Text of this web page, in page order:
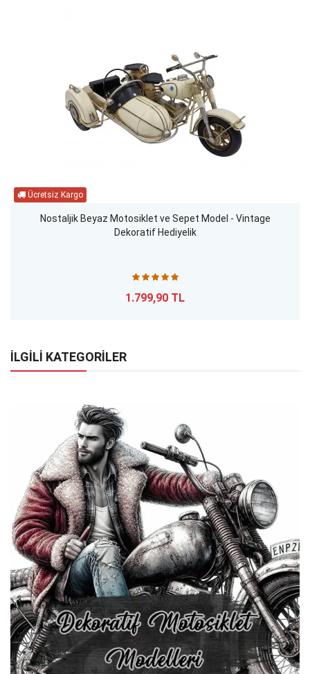
Nostaljik Beyaz Motosiklet ve Sepet Model - Vintage
Dekoratif Hediyelik
1.799,90 TL
İLGİLİ KATEGORİLER